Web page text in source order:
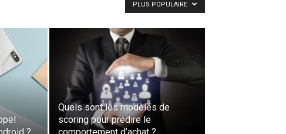
PLUS POPULAIRE
Quels sont les modèles de
scoring pour prédire le